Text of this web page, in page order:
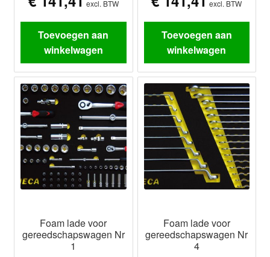
excl. BTW
Toevoegen aan
winkelwagen
excl. BTW
Toevoegen aan
winkelwagen
Foam lade voor
gereedschapswagen Nr
1
Foam lade voor
gereedschapswagen Nr
4